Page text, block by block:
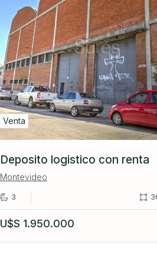
Venta
Deposito logistico con renta
Montevideo
3
U$S 1.950.000